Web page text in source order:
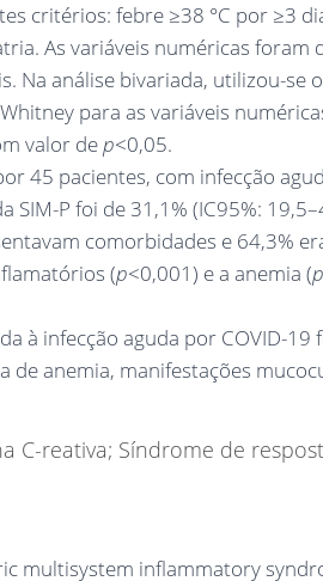
critérios: febre ≥38 °C por ≥3
As variáveis numéricas foram
Na análise bivariada, utilizou-se
para as variáveis
valor dep<0,05.
45 pacientes, com infecção
P foi de 31,1% (IC95%:
comorbidades e 64,3%
(p<0,001) e a anemia (p
à infecção aguda por COVID-19
de anemia, manifestações
C-reativa; Síndrome de
multisystem inflammatory